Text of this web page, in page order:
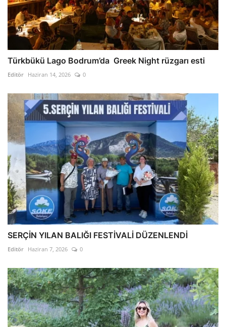
Türkbükü Lago Bodrum’da Greek Night rüzgarı esti
Editör Haziran 14, 2026 0
SERÇİN YILAN BALIĞI FESTİVALİ DÜZENLENDİ
Editör Haziran 7, 2026 0